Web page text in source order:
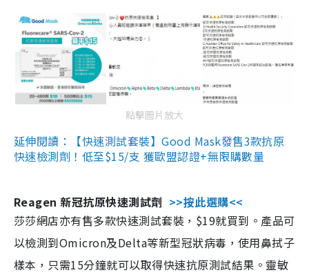
點擊圖片放大
延伸閱讀：【快速測試套裝】Good Mask發售3款抗原
快速檢測劑！低至$15/支 獲歐盟認證+無限購數量
Reagen 新冠抗原快速測試劑 >>按此選購<<
莎莎網店亦有售多款快速測試套裝，$19就買到。產品可
以檢測到Omicron及Delta等新型冠狀病毒，使用鼻拭子
樣本，只需15分鐘就可以取得快速抗原測試結果。靈敏